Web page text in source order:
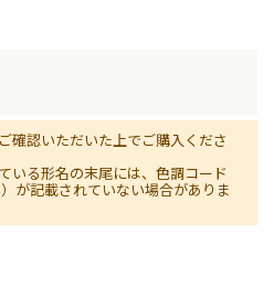
確認いただいた上でご購入くださ
いる形名の末尾には、色調コード
が記載されていない場合がありま